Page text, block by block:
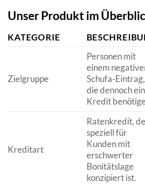
Unser Produkt im
KATEGORIE
Zielgruppe
Personen mit
einem
Schufa-Eintrag,
die dennoch
Kredit
Kreditart
Ratenkredit,
speziell für
Kunden mit
erschwerter
Bonitätslage
konzipiert ist.